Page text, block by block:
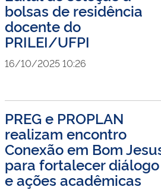
bolsas de residência
docente do
PRILEI/UFPI
16/10/2025 10:26
PREG e PROPLAN
realizam encontro
Conexão em Bom
para fortalecer diálogo
e ações acadêmicas